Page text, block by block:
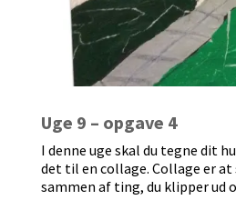
Uge 9 – opgave 4
I denne uge skal du tegne dit
det til en collage. Collage er
sammen af ting, du klipper ud